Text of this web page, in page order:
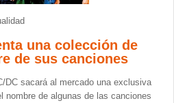
una colección de
de sus canciones
DC sacará al mercado una exclusiva
nombre de algunas de las canciones